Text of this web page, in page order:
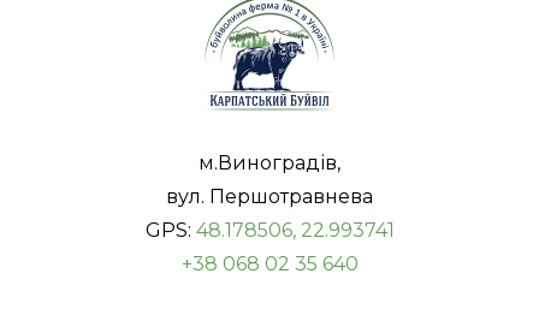
м.Виноградів,
вул. Першотравнева
GPS: 48.178506, 22.993741
+38 068 02 35 640